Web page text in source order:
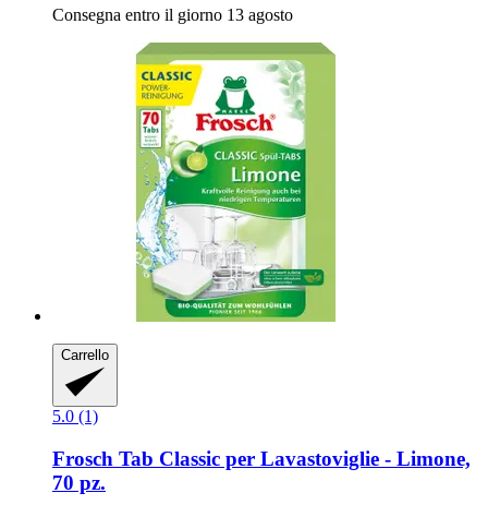
Consegna entro il giorno 13 agosto
Carrello
5.0 (1)
Frosch Tab Classic per Lavastoviglie -​ Limone,
70 pz.